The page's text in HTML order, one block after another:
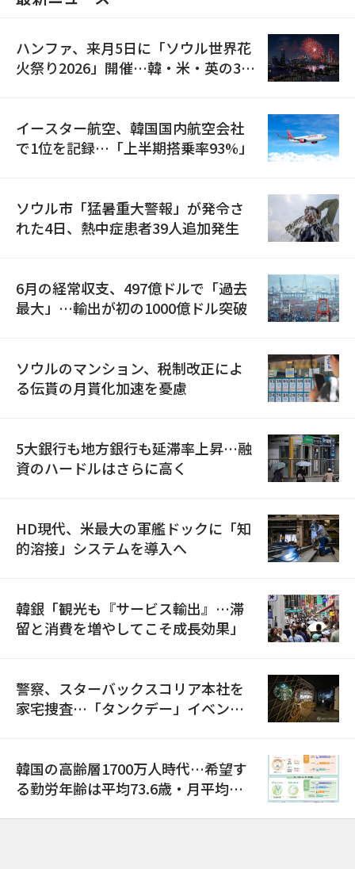
ハンファ、来月5日に「ソウル世界花
火祭り2026」開催…韓・米・英の3カ
イースター航空、韓国国内航空会社
で1位を記録…「上半期搭乗率93%」
ソウル市「猛暑重大警報」が発令さ
れた4日、熱中症患者39人追加発生
6月の経常収支、497億ドルで「過去
最大」…輸出が初の1000億ドル突破
ソウルのマンション、税制改正によ
る伝貰の月貰化加速を憂慮
5大銀行も地方銀行も延滞率上昇…融
資のハードルはさらに高く
HD現代、米最大の軍艦ドックに「知
的溶接」システムを導入へ
韓銀「観光も『サービス輸出』…滞
留と消費を増やしてこそ成長効果」
警察、スターバックスコリア本社を
家宅捜査…「タンクデー」イベント
韓国の高齢層1700万人時代…希望す
る勤労年齢は平均73.6歳・月平均賃